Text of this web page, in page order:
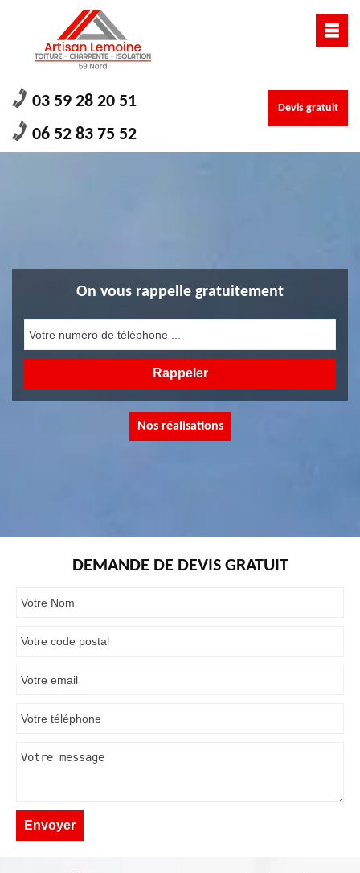
03 59 28 20 51
06 52 83 75 52
Devis gratuit
On vous rappelle gratuitement
Nos réalisations
DEMANDE DE DEVIS GRATUIT